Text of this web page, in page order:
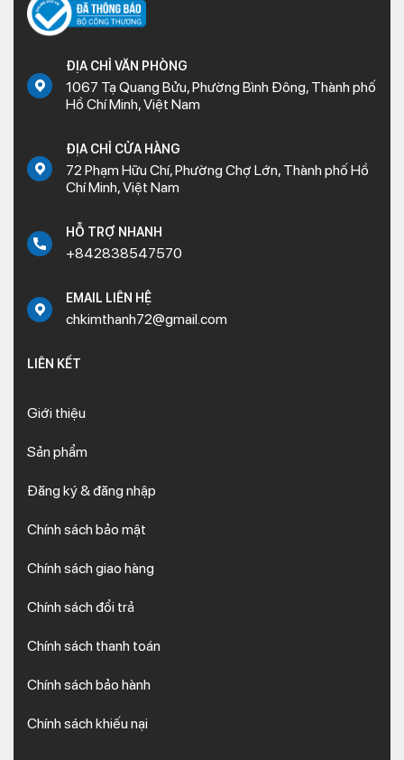
ĐỊA CHỈ VĂN PHÒNG
1067 Tạ Quang Bửu, Phường Bình Đông, Thành phố
Hồ Chí Minh, Việt Nam
ĐỊA CHỈ CỬA HÀNG
72 Phạm Hữu Chí, Phường Chợ Lớn, Thành phố Hồ
Chí Minh, Việt Nam
HỖ TRỢ NHANH
+842838547570
EMAIL LIÊN HỆ
chkimthanh72@gmail.com
LIÊN KẾT
Giới thiệu
Sản phẩm
Đăng ký & đăng nhập
Chính sách bảo mật
Chính sách giao hàng
Chính sách đổi trả
Chính sách thanh toán
Chính sách bảo hành
Chính sách khiếu nại